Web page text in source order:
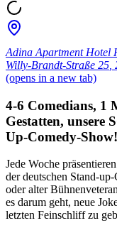
Adina Apartment Hotel
Willy-Brandt-Straße 25
(opens in a new tab)
4-6 Comedians, 1
Gestatten, unsere
Up-Comedy-Show!
Jede Woche
der deutschen Stand-
oder alter
es darum geht, neue
letzten Feinschliff zu